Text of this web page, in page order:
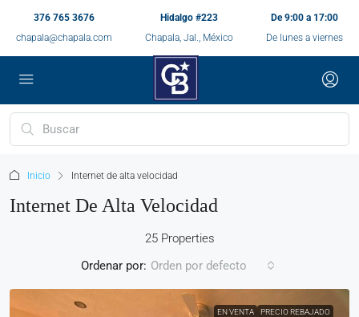
376 765 3676
chapala@chapala.com
Hidalgo #223
Chapala, Jal., México
De 9:00 a 17:00
De lunes a viernes
Inicio Internet de alta velocidad
Internet De Alta Velocidad
25 Properties
Ordenar por: Orden por defecto
EN VENTA PRECIO REBAJADO